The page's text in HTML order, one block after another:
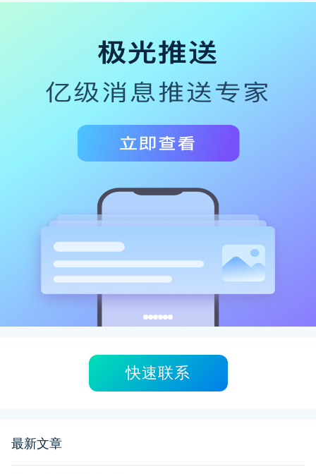
快速联系
最新文章